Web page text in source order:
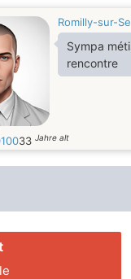
Romilly-sur-
Sympa
rencontre
33 Jahre alt